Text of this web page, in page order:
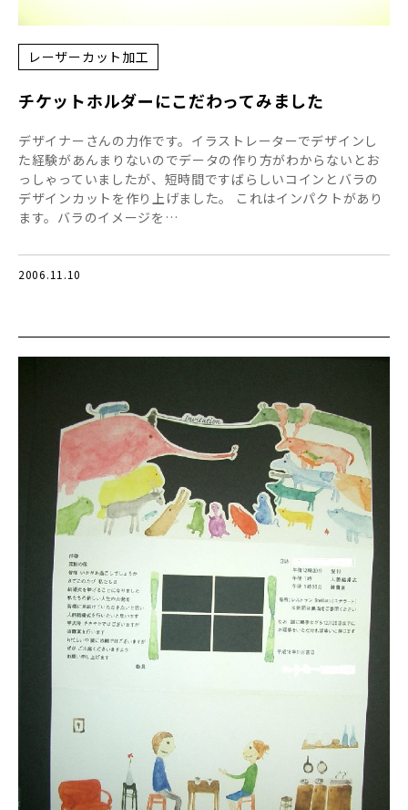
レーザーカット加工
チケットホルダーにこだわってみました
デザイナーさんの力作です。イラストレーターでデザインし
た経験があんまりないのでデータの作り方がわからないとお
っしゃっていましたが、短時間ですばらしいコインとバラの
デザインカットを作り上げました。 これはインパクトがあり
ます。バラのイメージを…
2006.11.10